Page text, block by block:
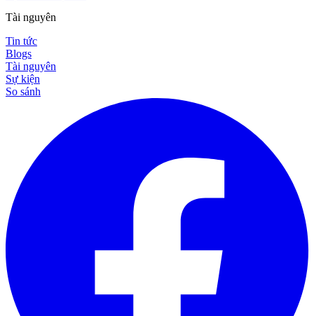
Tài nguyên
Tin tức
Blogs
Tài nguyên
Sự kiện
So sánh